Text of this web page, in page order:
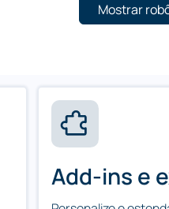
Mostrar
Add-ins e